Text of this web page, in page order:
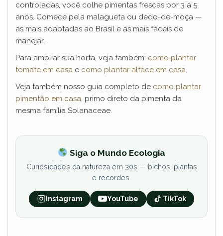
controladas, você colhe pimentas frescas por 3 a 5
anos. Comece pela malagueta ou dedo-de-moça —
as mais adaptadas ao Brasil e as mais fáceis de
manejar.
Para ampliar sua horta, veja também: como plantar
tomate em casa e como plantar alface em casa.
Veja também nosso guia completo de como plantar
pimentão em casa, primo direto da pimenta da
mesma família Solanaceae.
Siga o Mundo Ecologia
Curiosidades da natureza em 30s — bichos, plantas
e recordes.
Instagram YouTube TikTok